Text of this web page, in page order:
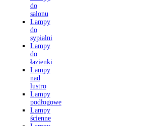
do
salonu
Lampy
do
sypialni
Lampy
do
łazienki
Lampy
nad
lustro
Lampy
podłogowe
Lampy
ścienne